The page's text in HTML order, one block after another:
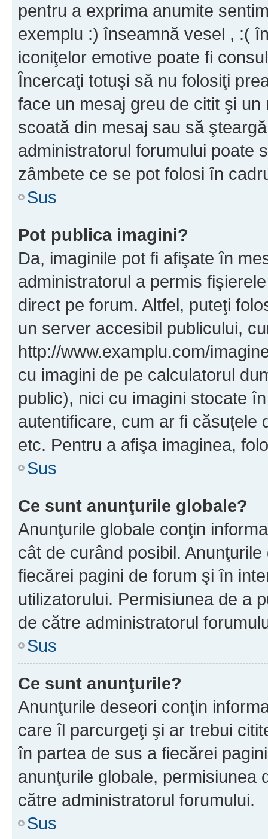
pentru a exprima anumite
exemplu :) înseamnă vesel , :(
iconiţelor emotive poate fi
Încercaţi totuşi să nu folosiţi
face un mesaj greu de citit şi
scoată din mesaj sau să
administratorul forumului poate
zâmbete ce se pot folosi în
Sus
Pot publica imagini?
Da, imaginile pot fi afişate în
administratorul a permis
direct pe forum. Altfel, puteţi
un server accesibil publicului,
http://www.examplu.com/
cu imagini de pe calculatorul
public), nici cu imagini stocate
autentificare, cum ar fi căsuţele
etc. Pentru a afişa imaginea,
Sus
Ce sunt anunţurile globale?
Anunţurile globale conţin
cât de curând posibil.
fiecărei pagini de forum şi în
utilizatorului. Permisiunea de a
de către administratorul
Sus
Ce sunt anunţurile?
Anunţurile deseori conţin
care îl parcurgeţi şi ar trebui
în partea de sus a fiecărei
anunţurile globale, permisiunea
către administratorul forumului.
Sus